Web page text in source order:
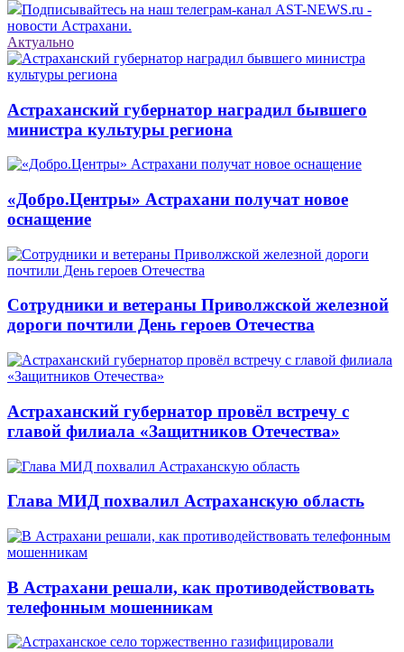
Подписывайтесь на наш телеграм-канал AST-NEWS.ru -
новости Астрахани.
Актуально
Астраханский губернатор наградил бывшего
министра культуры региона
«Добро.Центры» Астрахани получат новое
оснащение
Сотрудники и ветераны Приволжской железной
дороги почтили День героев Отечества
Астраханский губернатор провёл встречу с
главой филиала «Защитников Отечества»
Глава МИД похвалил Астраханскую область
В Астрахани решали, как противодействовать
телефонным мошенникам